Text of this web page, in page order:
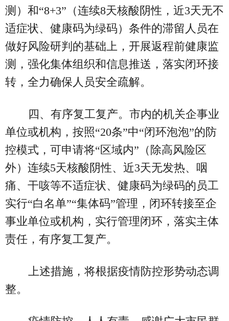
测）和“8+3”（连续8天核酸阴性，近3天无不
适症状、健康码为绿码）条件的滞留人员在
做好风险研判的基础上，开展返程前健康监
测，强化集体组织和信息推送，落实闭环接
转，全力确保人员安全疏解。
四、有序复工复产。市内的机关企事业
单位或机构，按照“20条”中“闭环泡泡”的防
控模式，可申请将“区域内”（除高风险区
外）连续5天核酸阴性、近3天无发热、咽
痛、干咳等不适症状、健康码为绿码的员工
实行“白名单”“集体码”管理，闭环转接至企
事业单位或机构，实行管理闭环，落实主体
责任，有序复工复产。
上述措施，将根据疫情防控形势动态调
整。